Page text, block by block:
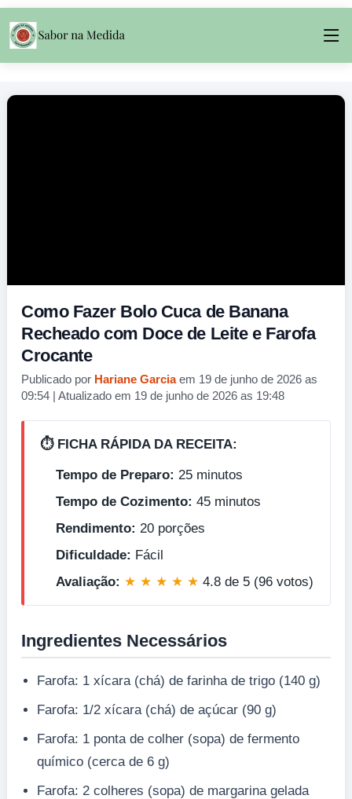
Como Fazer Bolo Cuca de Banana
Recheado com Doce de Leite e Farofa
Crocante
Publicado por Hariane Garciaem 19 de junho de 2026 as
09:54 | Atualizado em 19 de junho de 2026 as 19:48
⏱️ FICHA RÁPIDA DA RECEITA:
Tempo de Preparo: 25 minutos
Tempo de Cozimento: 45 minutos
Rendimento: 20 porções
Dificuldade: Fácil
Avaliação: ★ ★ ★ ★ ★ 4.8 de 5 (96 votos)
Ingredientes Necessários
Farofa: 1 xícara (chá) de farinha de trigo (140 g)
Farofa: 1/2 xícara (chá) de açúcar (90 g)
Farofa: 1 ponta de colher (sopa) de fermento
químico (cerca de 6 g)
Farofa: 2 colheres (sopa) de margarina gelada